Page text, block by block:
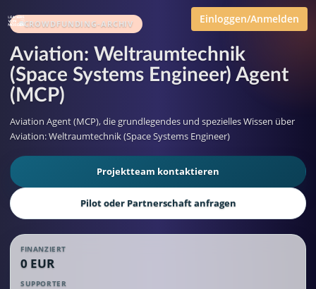
Einloggen/Anmelden
CROWDFUNDING-ARCHIV
Aviation: Weltraumtechnik
(Space Systems Engineer) Agent
(MCP)
Aviation Agent (MCP), die grundlegendes und spezielles Wissen über
Aviation: Weltraumtechnik (Space Systems Engineer)
Projektteam kontaktieren
Pilot oder Partnerschaft anfragen
FINANZIERT
0 EUR
SUPPORTER